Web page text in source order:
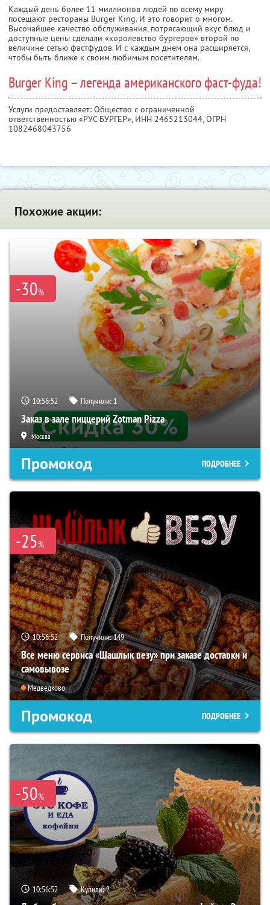
Каждый день более 11 миллионов людей по всему миру
посещают рестораны Burger King. И это говорит о многом.
Высочайшее качество обслуживания, потрясающий вкус блюд и
доступные цены сделали «королевство бургеров» второй по
величине сетью фастфудов. И с каждым днем она расширяется,
чтобы быть ближе к своим любимым посетителям.
Burger King – легенда американского фаст-фуда!
Услуги предоставляет: Общество с ограниченной
ответственностью «РУС БУРГЕР», ИНН 2465213044, ОГРН
1082468043756
Похожие акции:
-30%
10:56:50 Получили: 1
Заказ в зале пиццерий Zotman Pizza
Москва
Промокод ПОДРОБНЕЕ
-25%
10:56:50 Получили:149
Все меню сервиса «Шашлык везу» при заказе доставки и
самовывозе
Медведково
Промокод ПОДРОБНЕЕ
-50%
10:56:50 Купили:2